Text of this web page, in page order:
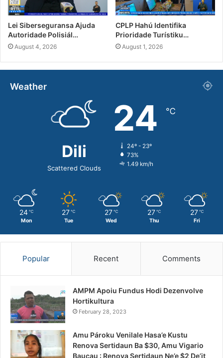
Lei Siberseguransa Ajuda
Autoridade Polisiál…
August 4, 2026
CPLP Hahú Identifika
Prioridade Turístiku…
August 1, 2026
Weather
Dili
Scattered Clouds
24 ℃
24º - 23º
73%
1.49 km/h
24 ℃
Mon
27 ℃
Tue
27 ℃
Wed
27 ℃
Thu
27 ℃
Fri
Popular Recent Comments
AMPM Apoiu Fundus Hodi Dezenvolve
Hortikultura
February 28, 2023
Amu Pároku Venilale Hasa’e Kustu
Renova Sertidaun Ba $30, Amu Vigario
Baucau : Renova Sertidaun Ne’e $2 De’it